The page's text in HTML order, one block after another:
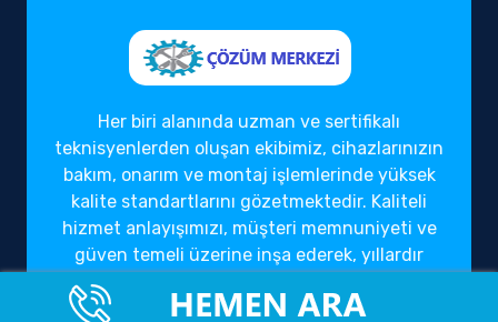
Her biri alanında uzman ve sertifikalı
teknisyenlerden oluşan ekibimiz, cihazlarınızın
bakım, onarım ve montaj işlemlerinde yüksek
kalite standartlarını gözetmektedir. Kaliteli
hizmet anlayışımızı, müşteri memnuniyeti ve
güven temeli üzerine inşa ederek, yıllardır
sektörde güvenilir bir çözüm ortağı olarak
hizmet vermekteyiz.